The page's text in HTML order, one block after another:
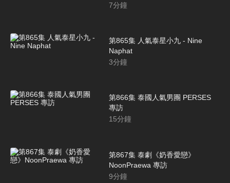
7分鐘
第865集 人氣泰星小九 - Nine
Naphat
3分鐘
第866集 泰國人氣男團 PERSES
專訪
15分鐘
第867集 泰劇《奶香愛戀》
NoonPraewa 專訪
9分鐘